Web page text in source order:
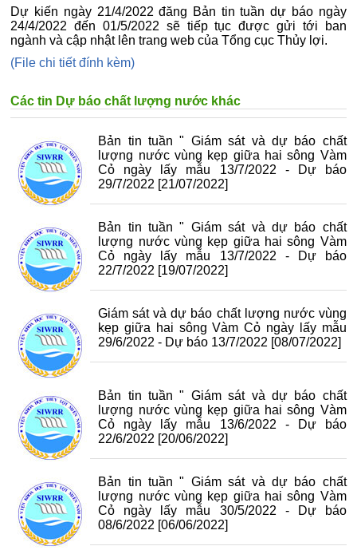
Dự kiến ngày 21/4/2022 đăng Bản tin tuần dự báo ngày
24/4/2022 đến 01/5/2022 sẽ tiếp tục được gửi tới ban
ngành và cập nhật lên trang web của Tổng cục Thủy lợi.
(File chi tiết đính kèm)
Các tin Dự báo chất lượng nước khác
Bản tin tuần " Giám sát và dự báo chất
lượng nước vùng kẹp giữa hai sông Vàm
Cỏ ngày lấy mẫu 13/7/2022 - Dự báo
29/7/2022 [21/07/2022]
Bản tin tuần " Giám sát và dự báo chất
lượng nước vùng kẹp giữa hai sông Vàm
Cỏ ngày lấy mẫu 13/7/2022 - Dự báo
22/7/2022 [19/07/2022]
Giám sát và dự báo chất lượng nước vùng
kẹp giữa hai sông Vàm Cỏ ngày lấy mẫu
29/6/2022 - Dự báo 13/7/2022 [08/07/2022]
Bản tin tuần " Giám sát và dự báo chất
lượng nước vùng kẹp giữa hai sông Vàm
Cỏ ngày lấy mẫu 13/6/2022 - Dự báo
22/6/2022 [20/06/2022]
Bản tin tuần " Giám sát và dự báo chất
lượng nước vùng kẹp giữa hai sông Vàm
Cỏ ngày lấy mẫu 30/5/2022 - Dự báo
08/6/2022 [06/06/2022]